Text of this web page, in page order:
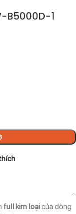
B5000D-1
full kim loạicủa dòng